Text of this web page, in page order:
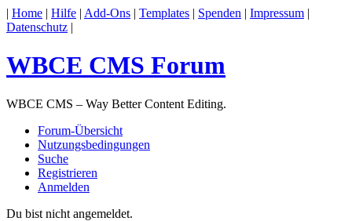
| Home | Hilfe | Add-Ons | Templates | Spenden | Impressum |
Datenschutz |
WBCE CMS Forum
WBCE CMS – Way Better Content Editing.
Forum-Übersicht
Nutzungsbedingungen
Suche
Registrieren
Anmelden
Du bist nicht angemeldet.